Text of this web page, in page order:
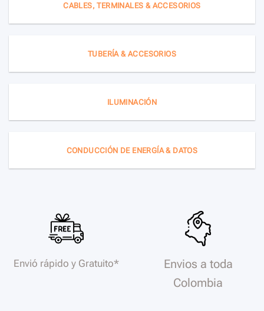
CABLES, TERMINALES & ACCESORIOS
TUBERÍA & ACCESORIOS
ILUMINACIÓN
CONDUCCIÓN DE ENERGÍA & DATOS
Envió rápido y Gratuito*
Envios a toda
Colombia